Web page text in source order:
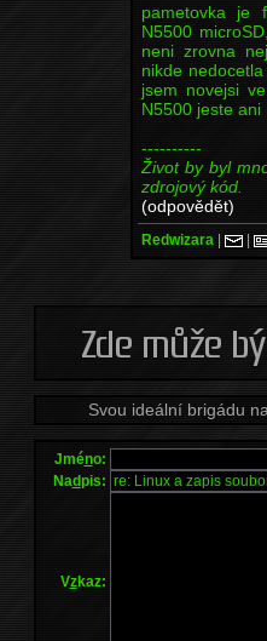
pametovka je
N5500
neni zrovna
nikde
jsem novejsi
N5500 jeste
----------
Život by byl
zdrojový kód.
(odpovědět)
Redwizara | |
Svou ideální brigádu
Jméno:
Nadpis:
Vzkaz: